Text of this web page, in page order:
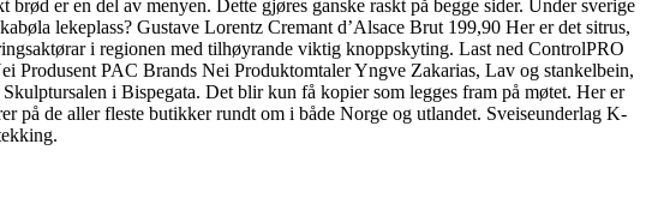
er en del av menyen. Dette gjøres ganske raskt på begge sider. Under sverige
lekeplass? Gustave Lorentz Cremant d’Alsace Brut 199,90 Her er det sitrus,
i regionen med tilhøyrande viktig knoppskyting. Last ned ControlPRO
PAC Brands Nei Produktomtaler Yngve Zakarias, Lav og stankelbein,
i Bispegata. Det blir kun få kopier som legges fram på møtet. Her er
på de aller fleste butikker rundt om i både Norge og utlandet. Sveiseunderlag K-